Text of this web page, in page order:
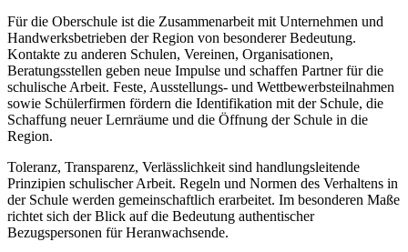
Für die Oberschule ist die Zusammenarbeit mit Unternehmen und
Handwerksbetrieben der Region von besonderer Bedeutung.
Kontakte zu anderen Schulen, Vereinen, Organisationen,
Beratungsstellen geben neue Impulse und schaffen Partner für die
schulische Arbeit. Feste, Ausstellungs- und Wettbewerbsteilnahmen
sowie Schülerfirmen fördern die Identifikation mit der Schule, die
Schaffung neuer Lernräume und die Öffnung der Schule in die
Region.
Toleranz, Transparenz, Verlässlichkeit sind handlungsleitende
Prinzipien schulischer Arbeit. Regeln und Normen des Verhaltens in
der Schule werden gemeinschaftlich erarbeitet. Im besonderen Maße
richtet sich der Blick auf die Bedeutung authentischer
Bezugspersonen für Heranwachsende.